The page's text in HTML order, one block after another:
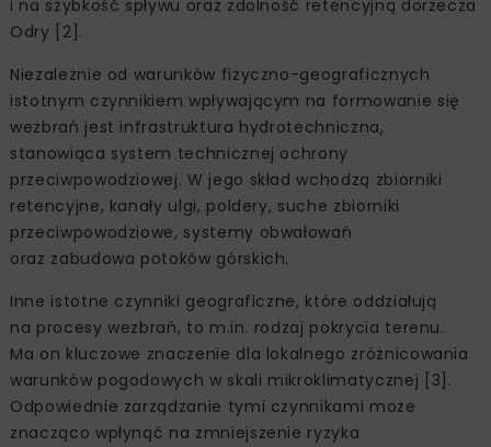
i na szybkość spływu oraz zdolność retencyjną dorzecza
Odry [2].
Niezależnie od warunków fizyczno-geograficznych
istotnym czynnikiem wpływającym na formowanie się
wezbrań jest infrastruktura hydrotechniczna,
stanowiąca system technicznej ochrony
przeciwpowodziowej. W jego skład wchodzą zbiorniki
retencyjne, kanały ulgi, poldery, suche zbiorniki
przeciwpowodziowe, systemy obwałowań
oraz zabudowa potoków górskich.
Inne istotne czynniki geograficzne, które oddziałują
na procesy wezbrań, to m.in. rodzaj pokrycia terenu.
Ma on kluczowe znaczenie dla lokalnego zróżnicowania
warunków pogodowych w skali mikroklimatycznej [3].
Odpowiednie zarządzanie tymi czynnikami może
znacząco wpłynąć na zmniejszenie ryzyka